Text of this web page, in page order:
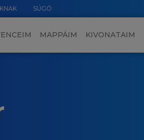
SÚGÓ
MAPPÁIM KIVONATAIM